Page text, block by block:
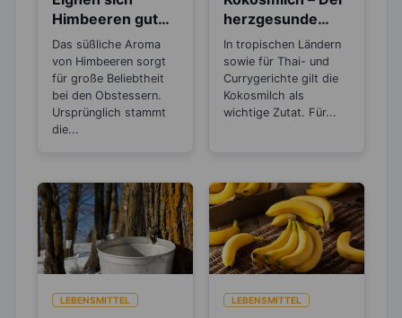
Himbeeren gut
zum Abnehmen?
Das süßliche Aroma
von Himbeeren sorgt
für große Beliebtheit
bei den Obstessern.
Ursprünglich stammt
die...
herzgesunde
Sahneersatz
In tropischen Ländern
sowie für Thai- und
Currygerichte gilt die
Kokosmilch als
wichtige Zutat. Für...
LEBENSMITTEL LEBENSMITTEL